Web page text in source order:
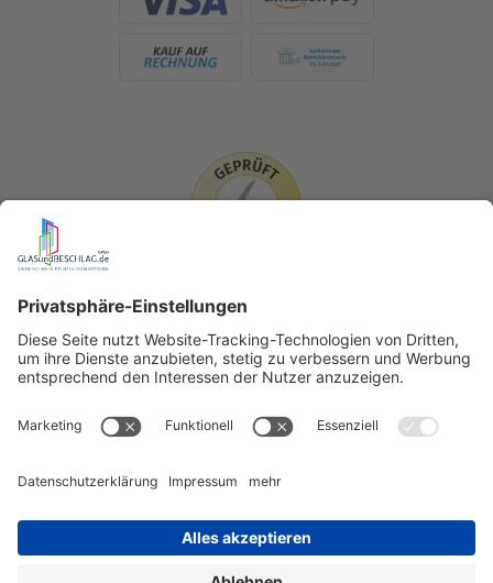
HerstellerBeratungFAQGlossarKontaktNewsletterTEAM
Widerruf